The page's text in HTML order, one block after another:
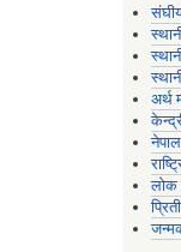
अर्थ
लोक